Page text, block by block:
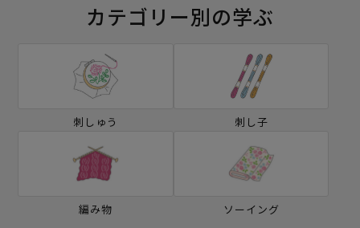
カテゴリー別の学ぶ
刺しゅう 刺し子
編み物 ソーイング